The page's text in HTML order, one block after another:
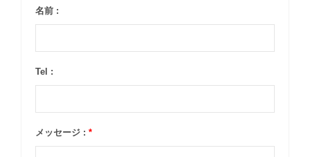
名前 :
Tel :
メッセージ : *